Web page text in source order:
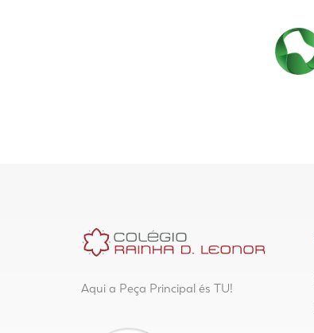
Aqui a Peça Principal és TU!